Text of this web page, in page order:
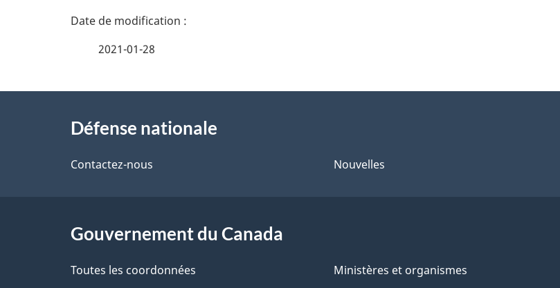
D
a
l
d
e
2021-01-28
proposDéfense nationale
Contactez-nous Nouvelles
Gouvernement du Canada
Toutes les coordonnées Ministères et organismes